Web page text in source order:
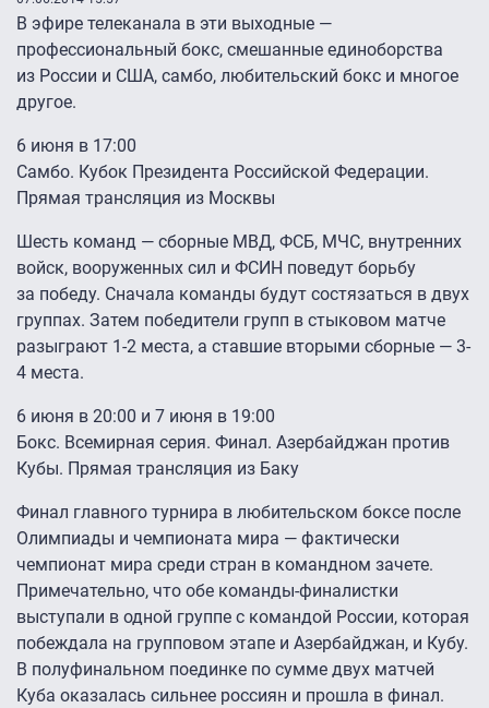
​​​​​В эфире телеканала в эти выходные —
профессиональный бокс, смешанные единоборства
из России и США, cамбо, любительский бокс и многое
другое.
6 июня в 17:00
Самбо. Кубок Президента Российской Федерации.
Прямая трансляция из Москвы
Шесть команд — сборные МВД, ФСБ, МЧС, внутренних
войск, вооруженных сил и ФСИН поведут борьбу
за победу. Сначала команды будут состязаться в двух
группах. Затем победители групп в стыковом матче
разыграют 1-2 места, а ставшие вторыми сборные — 3-
4 места.
6 июня в 20:00 и 7 июня в 19:00
Бокс. Всемирная серия. Финал. Азербайджан против
Кубы. Прямая трансляция из Баку
Финал главного турнира в любительском боксе после
Олимпиады и чемпионата мира — фактически
чемпионат мира среди стран в командном зачете.
Примечательно, что обе команды-финалистки
выступали в одной группе с командой России, которая
побеждала на групповом этапе и Азербайджан, и Кубу.
В полуфинальном поединке по сумме двух матчей
Куба оказалась сильнее россиян и прошла в финал.